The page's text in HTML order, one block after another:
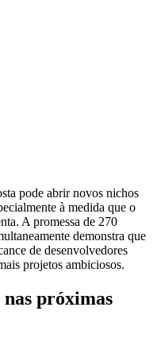
pode abrir novos nichos
à medida que o
A promessa de 270
demonstra que
de desenvolvedores
projetos ambiciosos.
nas próximas